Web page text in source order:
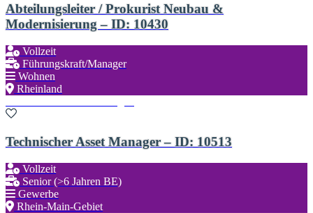
Abteilungsleiter / Prokurist Neubau &
Modernisierung – ID: 10430
Vollzeit
Führungskraft/Manager
Wohnen
Rheinland
Technischer Asset Manager – ID: 10513
Vollzeit
Senior (>6 Jahren BE)
Gewerbe
Rhein-Main-Gebiet